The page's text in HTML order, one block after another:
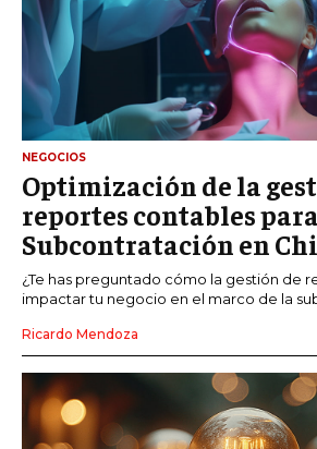
NEGOCIOS
Optimización de la
reportes contables
Subcontratación en
¿Te has preguntado cómo la gestión de
impactar tu negocio en el marco de la
Ricardo Mendoza